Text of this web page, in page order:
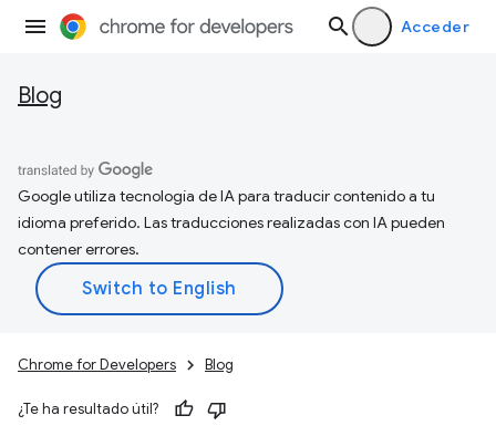
Acceder
Blog
Google utiliza tecnología de IA para traducir contenido a tu
idioma preferido. Las traducciones realizadas con IA pueden
contener errores.
Chrome for Developers Blog
¿Te ha resultado útil?